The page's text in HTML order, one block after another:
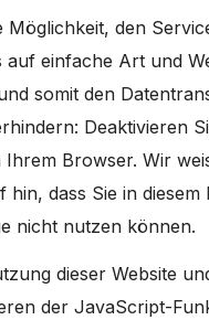
Möglichkeit, den
auf einfache Art und
somit den
Deaktivieren
Browser. Wir
hin, dass Sie in diesem
nicht nutzen können.
dieser Website
der JavaScript-